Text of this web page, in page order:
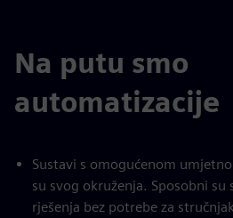
Na putu smo
automatizacije
Sustavi s omogućenom
su svog okruženja. Sposobni su
rješenja bez potrebe za